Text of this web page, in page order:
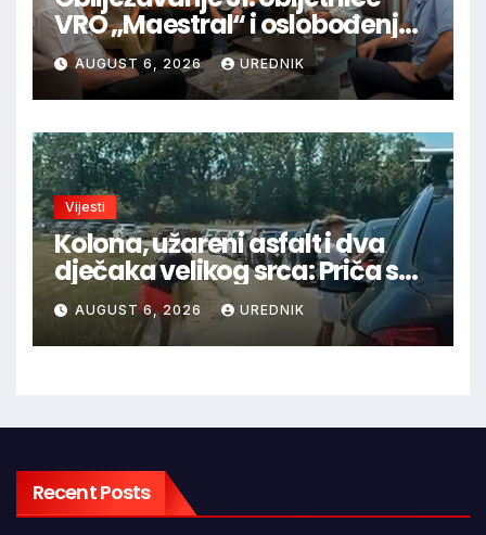
VRO „Maestral“ i oslobođenja
Jajca uz pokroviteljstvo HNS-a
BiHAUGUST 6, 2026 UREDNIK
Vijesti
Kolona, užareni asfalt i dva
dječaka velikog srca: Priča s
granice oduševila regiju
AUGUST 6, 2026 UREDNIK
Recent Posts